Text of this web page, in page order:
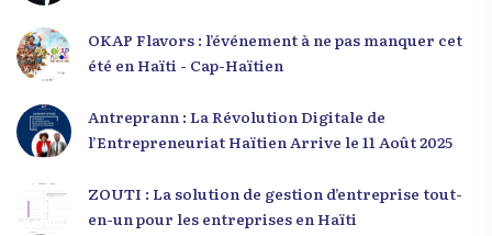
OKAP Flavors : l’événement à ne pas manquer cet
été en Haïti - Cap-Haïtien
Antreprann : La Révolution Digitale de
l’Entrepreneuriat Haïtien Arrive le 11 Août 2025
ZOUTI : La solution de gestion d’entreprise tout-
en-un pour les entreprises en Haïti